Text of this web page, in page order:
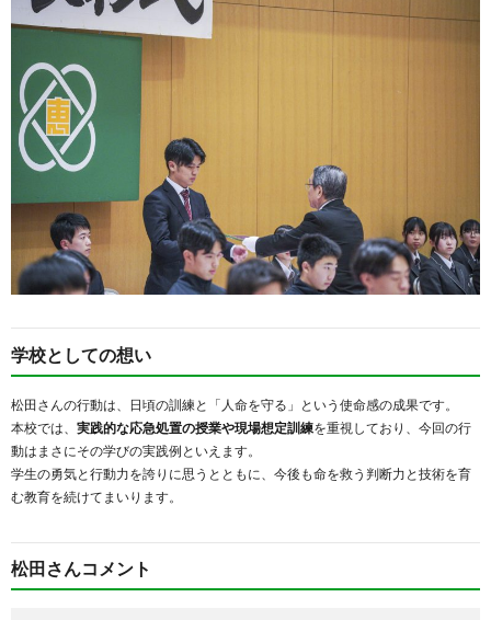
学校としての想い
松田さんの行動は、日頃の訓練と「人命を守る」という使命感の成果です。
本校では、 実践的な応急処置の授業や現場想定訓練を重視しており、今回の行
動はまさにその学びの実践例といえます。
学生の勇気と行動力を誇りに思うとともに、今後も命を救う判断力と技術を育
む教育を続けてまいります。
松田さんコメント